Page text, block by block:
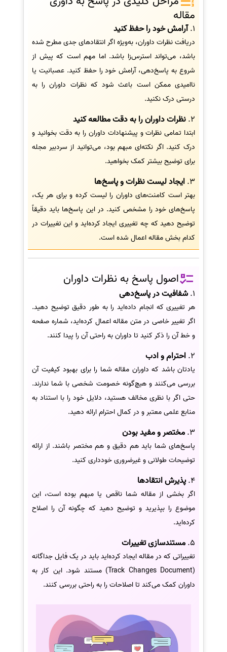
مقاله
1. آرامش خود را حفظ کنید
دریافت نظرات داوران، به‌ویژه اگر انتقادهای جدی مطرح شده
باشد، می‌تواند استرس‌زا باشد. اما مهم است که پیش از
شروع به پاسخ‌دهی، آرامش خود را حفظ کنید. عصبانیت یا
ناامیدی ممکن است باعث شود که نظرات داوران را به
درستی درک نکنید.
2. نظرات داوران را به دقت مطالعه کنید
ابتدا تمامی نظرات و پیشنهادات داوران را به دقت بخوانید و
درک کنید. اگر نکته‌ای مبهم بود، می‌توانید از سردبیر مجله
برای توضیح بیشتر کمک بخواهید.
3. ایجاد لیست نظرات و پاسخ‌ها
بهتر است کامنت‌های داوران را لیست کرده و برای هر یک،
پاسخ‌های خود را مشخص کنید. در این پاسخ‌ها باید دقیقاً
توضیح دهید که چه تغییری ایجاد کرده‌اید و این تغییرات در
کدام بخش مقاله اعمال شده است.
اصول پاسخ به نظرات داوران
1. شفافیت در پاسخ‌دهی
هر تغییری که انجام داده‌اید را به طور دقیق توضیح دهید.
اگر تغییر خاصی در متن مقاله اعمال کرده‌اید، شماره صفحه
و خط آن را ذکر کنید تا داوران به راحتی آن را پیدا کنند.
2. احترام و ادب
یادتان باشد که داوران مقاله شما را برای بهبود کیفیت آن
بررسی می‌کنند و هیچ‌گونه خصومت شخصی با شما ندارند.
حتی اگر با نظری مخالف هستید، دلایل خود را با استناد به
منابع علمی معتبر و در کمال احترام ارائه دهید.
3. مختصر و مفید بودن
پاسخ‌های شما باید هم دقیق و هم مختصر باشند. از ارائه
توضیحات طولانی و غیرضروری خودداری کنید.
4. پذیرش انتقادها
اگر بخشی از مقاله شما ناقص یا مبهم بوده است، این
موضوع را بپذیرید و توضیح دهید که چگونه آن را اصلاح
کرده‌اید.
5. مستندسازی تغییرات
تغییراتی که در مقاله ایجاد کرده‌اید باید در یک فایل جداگانه
(Track Changes Document) مستند شود. این کار به
داوران کمک می‌کند تا اصلاحات را به راحتی بررسی کنند.